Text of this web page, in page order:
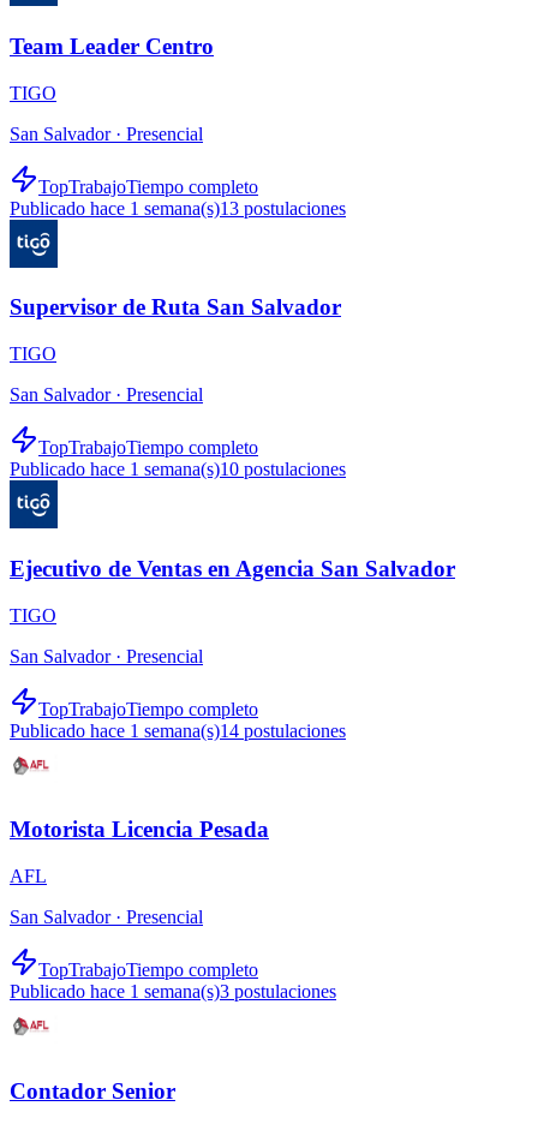
Team Leader Centro
TIGO
San Salvador · Presencial
TopTrabajoTiempo completo
Publicado hace 1 semana(s)13 postulaciones
Supervisor de Ruta San Salvador
TIGO
San Salvador · Presencial
TopTrabajoTiempo completo
Publicado hace 1 semana(s)10 postulaciones
Ejecutivo de Ventas en Agencia San Salvador
TIGO
San Salvador · Presencial
TopTrabajoTiempo completo
Publicado hace 1 semana(s)14 postulaciones
Motorista Licencia Pesada
AFL
San Salvador · Presencial
TopTrabajoTiempo completo
Publicado hace 1 semana(s)3 postulaciones
Contador Senior